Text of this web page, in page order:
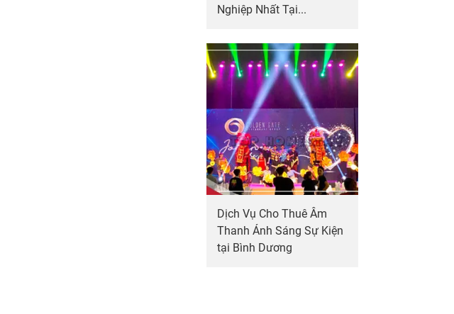
Nghiệp Nhất Tại...
Dịch Vụ Cho Thuê Âm
Thanh Ánh Sáng Sự Kiện
tại Bình Dương